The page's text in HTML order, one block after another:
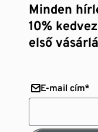
Minden
10%
első
E-mail cím*